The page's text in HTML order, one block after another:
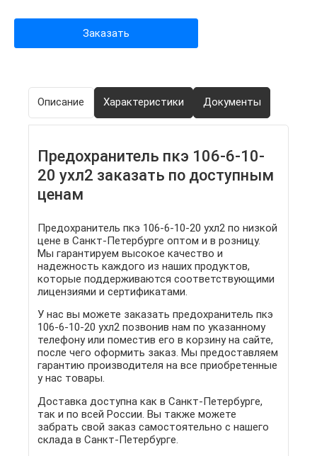
Заказать
Описание Характеристики Документы
Предохранитель пкэ 106-6-10-
20 ухл2 заказать по доступным
ценам
Предохранитель пкэ 106-6-10-20 ухл2 по низкой
цене в Санкт-Петербурге оптом и в розницу.
Мы гарантируем высокое качество и
надежность каждого из наших продуктов,
которые поддерживаются соответствующими
лицензиями и сертификатами.
У нас вы можете заказать предохранитель пкэ
106-6-10-20 ухл2 позвонив нам по указанному
телефону или поместив его в корзину на сайте,
после чего оформить заказ. Мы предоставляем
гарантию производителя на все приобретенные
у нас товары.
Доставка доступна как в Санкт-Петербурге,
так и по всей России. Вы также можете
забрать свой заказ самостоятельно с нашего
склада в Санкт-Петербурге.